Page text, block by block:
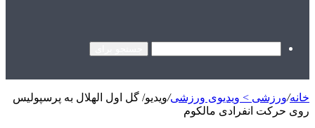
خانه/ورزشی > ویدیوی ورزشی/ویدیو/ گل اول الهلال به پرسپولیس
روی حرکت انفرادی مالکوم